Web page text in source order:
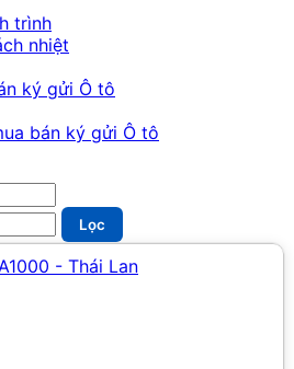
trình
nhiệt
ký gửi Ô tô
bán ký gửi Ô tô
tối
đa
Lọc